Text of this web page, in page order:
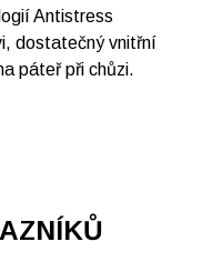
Antistress
dostatečný vnitřní
páteř při chůzi.